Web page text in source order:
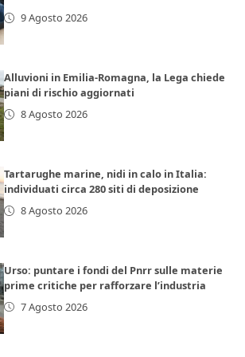
9 Agosto 2026
Alluvioni in Emilia-Romagna, la Lega chiede
piani di rischio aggiornati
8 Agosto 2026
Tartarughe marine, nidi in calo in Italia:
individuati circa 280 siti di deposizione
8 Agosto 2026
Urso: puntare i fondi del Pnrr sulle materie
prime critiche per rafforzare l’industria
7 Agosto 2026